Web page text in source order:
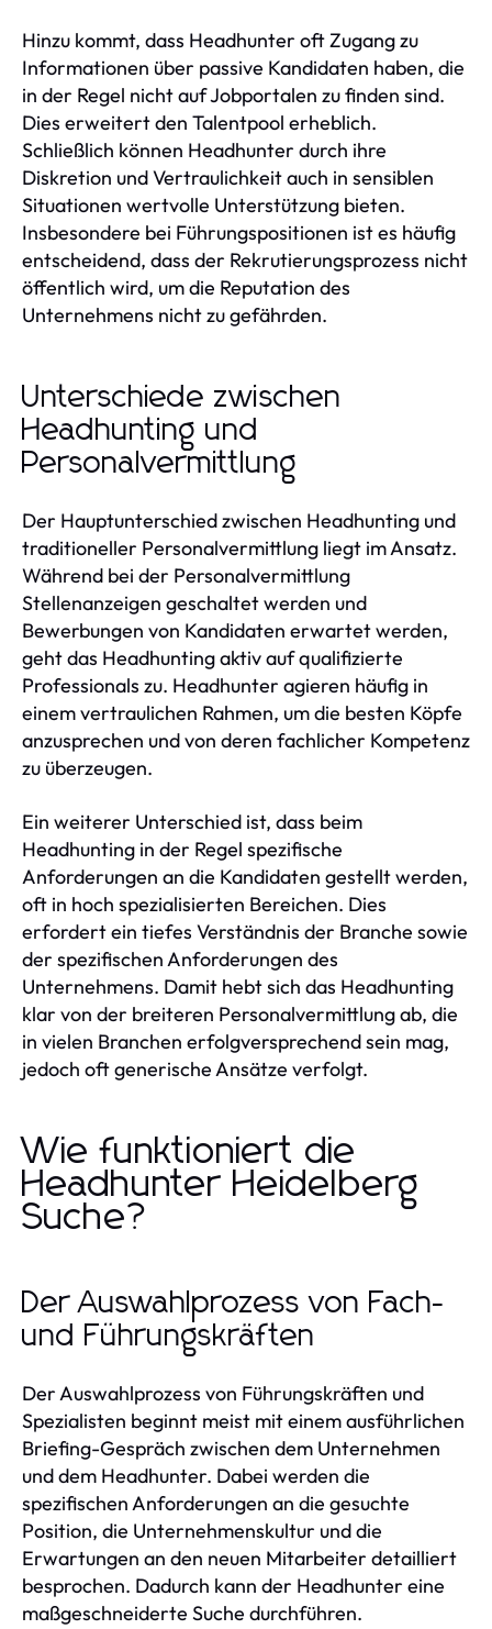
Hinzu kommt, dass Headhunter oft Zugang zu
Informationen über passive Kandidaten haben, die
in der Regel nicht auf Jobportalen zu finden sind.
Dies erweitert den Talentpool erheblich.
Schließlich können Headhunter durch ihre
Diskretion und Vertraulichkeit auch in sensiblen
Situationen wertvolle Unterstützung bieten.
Insbesondere bei Führungspositionen ist es häufig
entscheidend, dass der Rekrutierungsprozess nicht
öffentlich wird, um die Reputation des
Unternehmens nicht zu gefährden.
Unterschiede zwischen
Headhunting und
Personalvermittlung
Der Hauptunterschied zwischen Headhunting und
traditioneller Personalvermittlung liegt im Ansatz.
Während bei der Personalvermittlung
Stellenanzeigen geschaltet werden und
Bewerbungen von Kandidaten erwartet werden,
geht das Headhunting aktiv auf qualifizierte
Professionals zu. Headhunter agieren häufig in
einem vertraulichen Rahmen, um die besten Köpfe
anzusprechen und von deren fachlicher Kompetenz
zu überzeugen.
Ein weiterer Unterschied ist, dass beim
Headhunting in der Regel spezifische
Anforderungen an die Kandidaten gestellt werden,
oft in hoch spezialisierten Bereichen. Dies
erfordert ein tiefes Verständnis der Branche sowie
der spezifischen Anforderungen des
Unternehmens. Damit hebt sich das Headhunting
klar von der breiteren Personalvermittlung ab, die
in vielen Branchen erfolgversprechend sein mag,
jedoch oft generische Ansätze verfolgt.
Wie funktioniert die
Headhunter Heidelberg
Suche?
Der Auswahlprozess von Fach-
und Führungskräften
Der Auswahlprozess von Führungskräften und
Spezialisten beginnt meist mit einem ausführlichen
Briefing-Gespräch zwischen dem Unternehmen
und dem Headhunter. Dabei werden die
spezifischen Anforderungen an die gesuchte
Position, die Unternehmenskultur und die
Erwartungen an den neuen Mitarbeiter detailliert
besprochen. Dadurch kann der Headhunter eine
maßgeschneiderte Suche durchführen.